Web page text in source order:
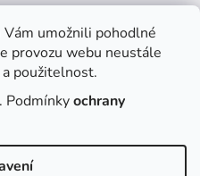
Vám umožnili pohodlné
provozu webu neustále
použitelnost.
. Podmínkyochrany
DINO
5 z 5 hvězdiček.